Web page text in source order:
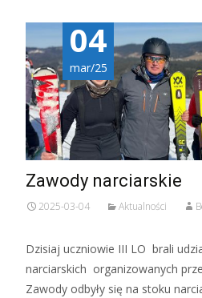
04
mar/25
Zawody narciarskie
2025-03-04 Aktualności
Dzisiaj uczniowie III LO brali
narciarskich organizowanych
Zawody odbyły się na stoku